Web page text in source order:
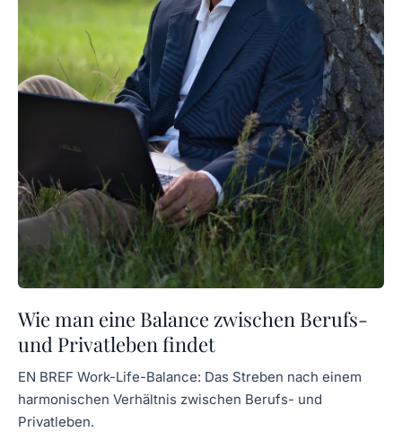
Wie man eine Balance zwischen Berufs-
und Privatleben findet
EN BREF Work-Life-Balance: Das Streben nach einem
harmonischen Verhältnis zwischen Berufs- und
Privatleben.